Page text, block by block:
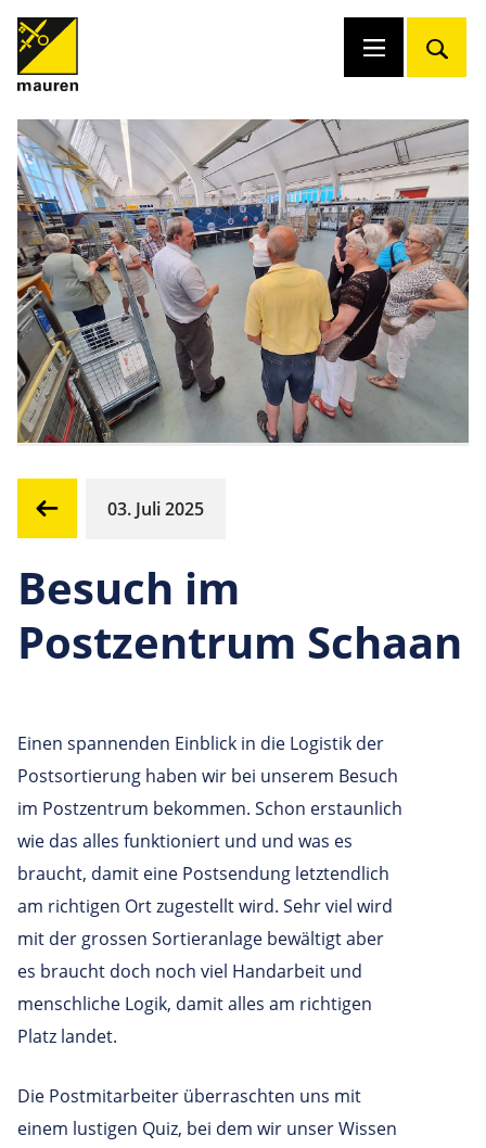
03. Juli 2025
Besuch im
Postzentrum Schaan
Einen spannenden Einblick in die Logistik der
Postsortierung haben wir bei unserem Besuch
im Postzentrum bekommen. Schon erstaunlich
wie das alles funktioniert und und was es
braucht, damit eine Postsendung letztendlich
am richtigen Ort zugestellt wird. Sehr viel wird
mit der grossen Sortieranlage bewältigt aber
es braucht doch noch viel Handarbeit und
menschliche Logik, damit alles am richtigen
Platz landet.
Die Postmitarbeiter überraschten uns mit
einem lustigen Quiz, bei dem wir unser Wissen